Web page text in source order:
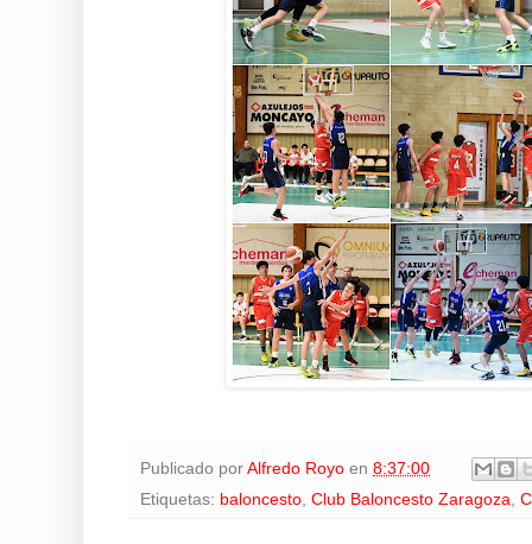
Publicado por Alfredo Royo en 8:37:00
Etiquetas: baloncesto, Club Baloncesto Zaragoza,